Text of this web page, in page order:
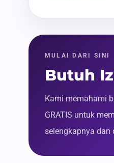
MULAI DARI SINI
Butuh
Kami memahami
GRATIS untuk
selengkapnya dan